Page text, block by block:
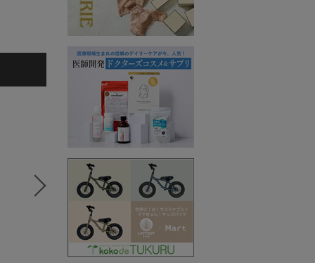
コラボSTORY
10,890円
6
コラボSTORY
MERI
ワンピース
8,990円